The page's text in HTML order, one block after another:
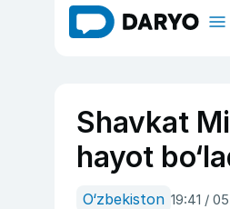
Shavkat
hayot
O‘zbekiston 19:41 /